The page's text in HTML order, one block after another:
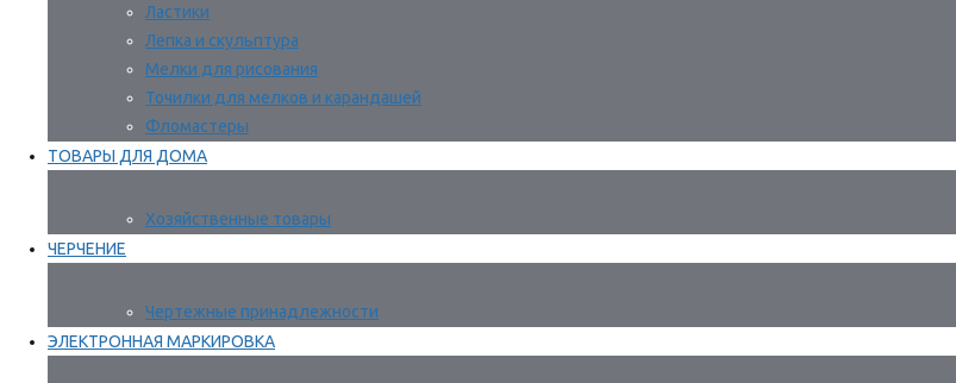
Ластики
Лепка и скульптура
Мелки для рисования
Точилки для мелков и карандашей
Фломастеры
ТОВАРЫ ДЛЯ ДОМА
Хозяйственные товары
ЧЕРЧЕНИЕ
Чертежные принадлежности
ЭЛЕКТРОННАЯ МАРКИРОВКА